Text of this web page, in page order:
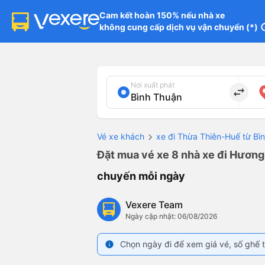
Cam kết hoàn 150% nếu nhà xe
không cung cấp dịch vụ vận chuyển (*)
Nơi xuất phát
import_export
Vé xe khách xe đi Thừa Thiên-Huế từ
Đặt mua vé xe 8 nhà xe đi
chuyến mỗi ngày
Vexere Team
Ngày cập nhật: 06/08/2026
info Chọn ngày đi để xem giá vé, số